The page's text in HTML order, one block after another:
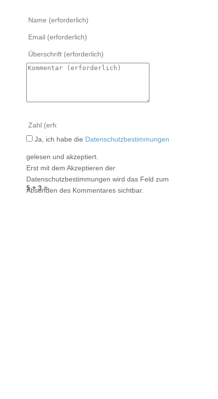
5 + 3 =
Ja, ich habe die Datenschutzbestimmungen
gelesen und akzeptiert.
Erst mit dem Akzeptieren der
Datenschutzbestimmungen wird das Feld zum
Absenden des Kommentares sichtbar.